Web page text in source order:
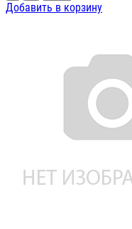
Добавить в корзину